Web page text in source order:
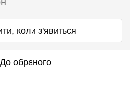
коли з'явиться
До обраного